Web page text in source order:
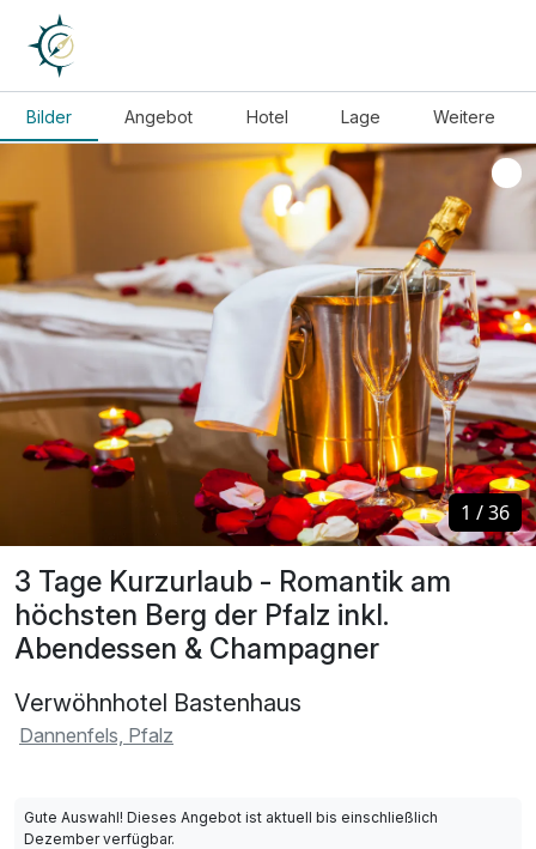
Bilder Angebot Hotel Lage Weitere
3 Tage Kurzurlaub - Romantik am
höchsten Berg der Pfalz inkl.
Abendessen & Champagner
Verwöhnhotel Bastenhaus
Dannenfels, Pfalz
1 /36
1 /36
Gute Auswahl! Dieses Angebot ist aktuell bis einschließlich
Dezember verfügbar.